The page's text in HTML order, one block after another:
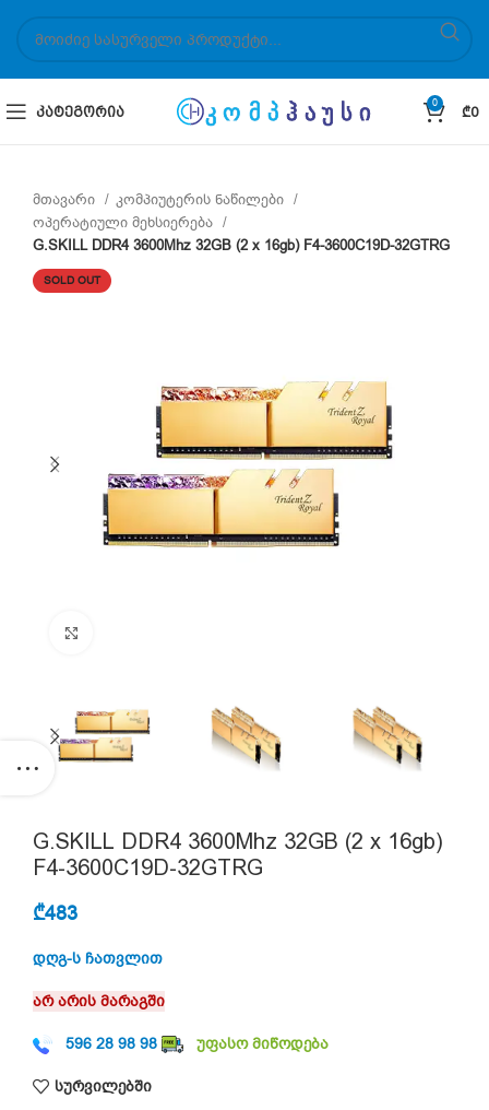
ᲙᲐᲢᲔᲒᲝᲠᲘᲐ
0
₾0
მთავარი
კომპიუტერის ნაწილები
ოპერატიული მეხსიერება
G.SKILL DDR4 3600Mhz 32GB (2 x 16gb) F4-3600C19D-32GTRG
SOLD OUT
G.SKILL DDR4 3600Mhz 32GB (2 x 16gb)
F4-3600C19D-32GTRG
₾483
დღგ-ს ჩათვლით
არ არის მარაგში
596 28 98 98 უფასო მიწოდება
სურვილებში